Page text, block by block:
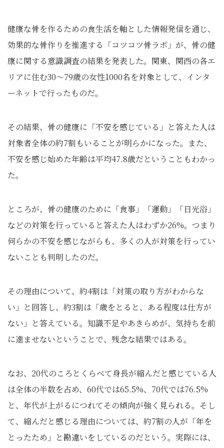
健康な骨を作るための食生活を軸とした情報発信を通じ、
効果的な骨作りを推進する「コツコツ骨ラボ」が、骨の健
康に関する意識調査の結果を発表した。関東、関西の各エ
リアに住む30〜79歳の女性1000名を対象として、インタ
ーネットで行ったものだ。
その結果、骨の健康に「不安を感じている」と答えた人は
対象者全体の約7割もいることが明らかになった。また、
不安を感じ始めた年齢は平均47.8歳だということもわかっ
た。
ところが、骨の健康のために「食事」「運動」「日光浴」
などの対策を行っていると答えた人はわずか26%。つまり
何らかの不安を感じながらも、多くの人が対策を行ってい
ないことも判明したのだ。
その理由について、約4割は「対策の取り方がわからな
い」と回答し、約3割は「歳をとると、ある程度は仕方が
ない」と答えている。知識不足やあきらめが、気持ちを前
に進ませないということで、残念な結果ではある。
なお、20代のころとくらべて身長が縮んだと感じている人
は全体の半数を占め、60代では65.5%、70代では76.5%
と、年代が上がるにつれてその傾向が強く見られる。そし
て、縮んだと感じる理由については、約7割の人が「年を
とったため」と勘違いをしているのだという。実際には、